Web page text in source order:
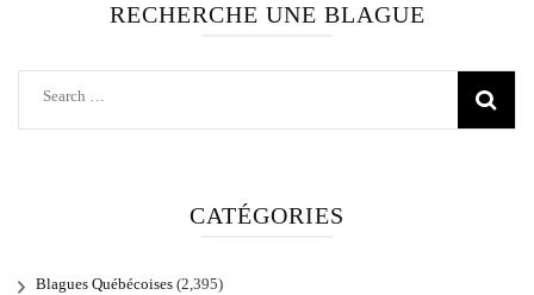
RECHERCHE UNE BLAGUE
Search
CATÉGORIES
Blagues Québécoises (2,395)